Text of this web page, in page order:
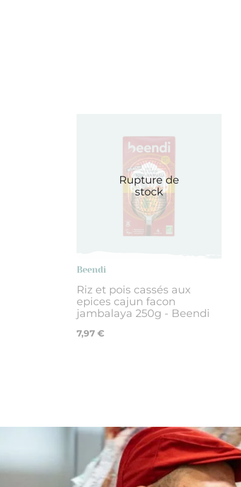
Rupture de
stock
Beendi
Riz et pois cassés aux
epices cajun facon
jambalaya 250g - Beendi
7,97 €